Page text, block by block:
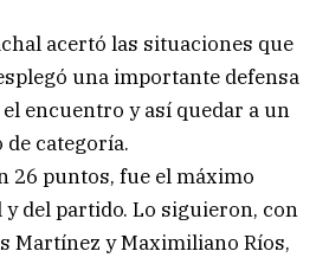
acertó las situaciones que
una importante defensa
encuentro y así quedar a un
de categoría.
26 puntos, fue el máximo
y del partido. Lo siguieron, con
Martínez y Maximiliano Ríos,